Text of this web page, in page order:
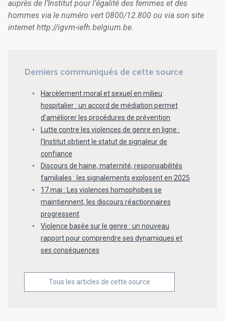
auprès de l’Institut pour l’égalité des femmes et des
hommes via le numéro vert 0800/12.800 ou via son site
internet http://igvm-iefh.belgium.be.
Derniers communiqués de cette source
Harcèlement moral et sexuel en milieu
hospitalier : un accord de médiation permet
d’améliorer les procédures de prévention
Lutte contre les violences de genre en ligne :
l’Institut obtient le statut de signaleur de
confiance
Discours de haine, maternité, responsabilités
familiales : les signalements explosent en 2025
17 mai : Les violences homophobes se
maintiennent, les discours réactionnaires
progressent
Violence basée sur le genre : un nouveau
rapport pour comprendre ses dynamiques et
ses conséquences
Tous les articles de cette source